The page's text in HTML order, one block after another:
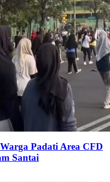
Padati Area CFD
Santai